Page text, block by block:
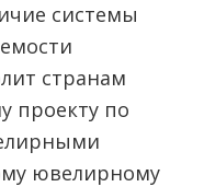
системы
странам
проекту по
ювелирному